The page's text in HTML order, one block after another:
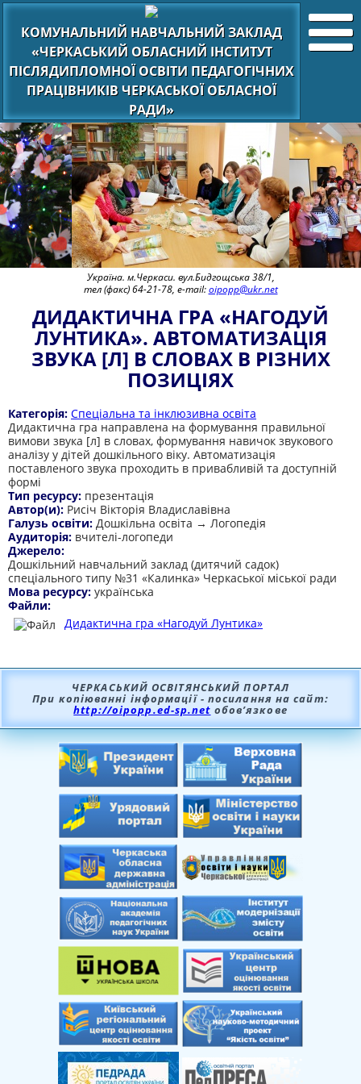
КОМУНАЛЬНИЙ НАВЧАЛЬНИЙ ЗАКЛАД
«ЧЕРКАСЬКИЙ ОБЛАСНИЙ ІНСТИТУТ
ПІСЛЯДИПЛОМНОЇ ОСВІТИ ПЕДАГОГІЧНИХ
ПРАЦІВНИКІВ ЧЕРКАСЬКОЇ ОБЛАСНОЇ
РАДИ»
Україна. м.Черкаси. вул.Бидгощська 38/1,
тел (факс) 64-21-78, e-mail:oipopp@ukr.net
ДИДАКТИЧНА ГРА «НАГОДУЙ
ЛУНТИКА». АВТОМАТИЗАЦІЯ
ЗВУКА [Л] В СЛОВАХ В РІЗНИХ
ПОЗИЦІЯХ
Категорія: Спеціальна та інклюзивна освіта
Дидактична гра направлена на формування правильної
вимови звука [л] в словах, формування навичок звукового
аналізу у дітей дошкільного віку. Автоматизація
поставленого звука проходить в привабливій та доступній
формі
Тип ресурсу: презентація
Автор(и): Рисіч Вікторія Владиславівна
Галузь освіти: Дошкільна освіта → Логопедія
Аудиторія: вчителі-логопеди
Джерело:
Дошкільний навчальний заклад (дитячий садок)
спеціального типу №31 «Калинка» Черкаської міської ради
Мова ресурсу: українська
Файли:
Дидактична гра «Нагодуй Лунтика»
ЧЕРКАСЬКИЙ ОСВІТЯНСЬКИЙ ПОРТАЛ
При копіюванні інформації - посилання на сайт:
http://oipopp.ed-sp.net обов’язкове